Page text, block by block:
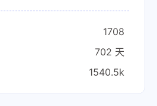
1708
702 天
1540.5k